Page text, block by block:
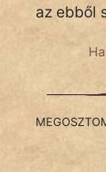
PSZICHO
FILM
ÉLETMÓD
az ebből